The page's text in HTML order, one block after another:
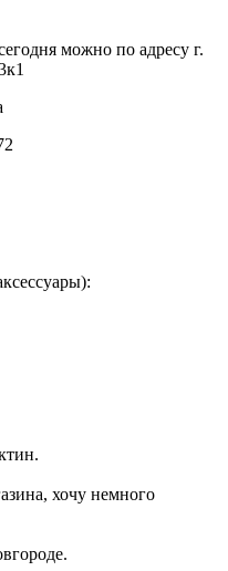
можно по адресу г.
хочу немного